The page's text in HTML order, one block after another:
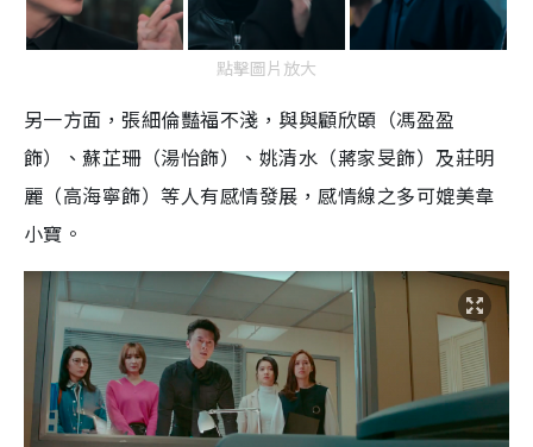
點擊圖片放大
另一方面，張細倫豔福不淺，與與顧欣頣（馮盈盈
飾）、蘇芷珊（湯怡飾）、姚清水（蔣家旻飾）及莊明
麗（高海寧飾）等人有感情發展，感情線之多可媲美韋
小寶。